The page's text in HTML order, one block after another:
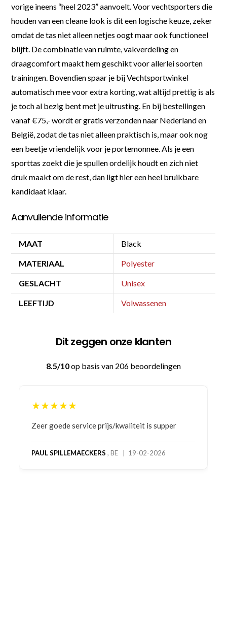
vorige ineens “heel 2023” aanvoelt. Voor vechtsporters die
houden van een cleane look is dit een logische keuze, zeker
omdat de tas niet alleen netjes oogt maar ook functioneel
blijft. De combinatie van ruimte, vakverdeling en
draagcomfort maakt hem geschikt voor allerlei soorten
trainingen. Bovendien spaar je bij Vechtsportwinkel
automatisch mee voor extra korting, wat altijd prettig is als
je toch al bezig bent met je uitrusting. En bij bestellingen
vanaf €75,- wordt er gratis verzonden naar Nederland en
België, zodat de tas niet alleen praktisch is, maar ook nog
een beetje vriendelijk voor je portemonnee. Als je een
sporttas zoekt die je spullen ordelijk houdt en zich niet
druk maakt om de rest, dan ligt hier een heel bruikbare
kandidaat klaar.
Aanvullende informatie
MAAT Black
MATERIAAL Polyester
GESLACHT Unisex
LEEFTIJD Volwassenen
Dit zeggen onze klanten
8.5/10op basis van 206 beoordelingen
★★★★★
Bestelling gedaan vanwege goede prijzen en
bestelling al ontvangen met gifts, waardoor je